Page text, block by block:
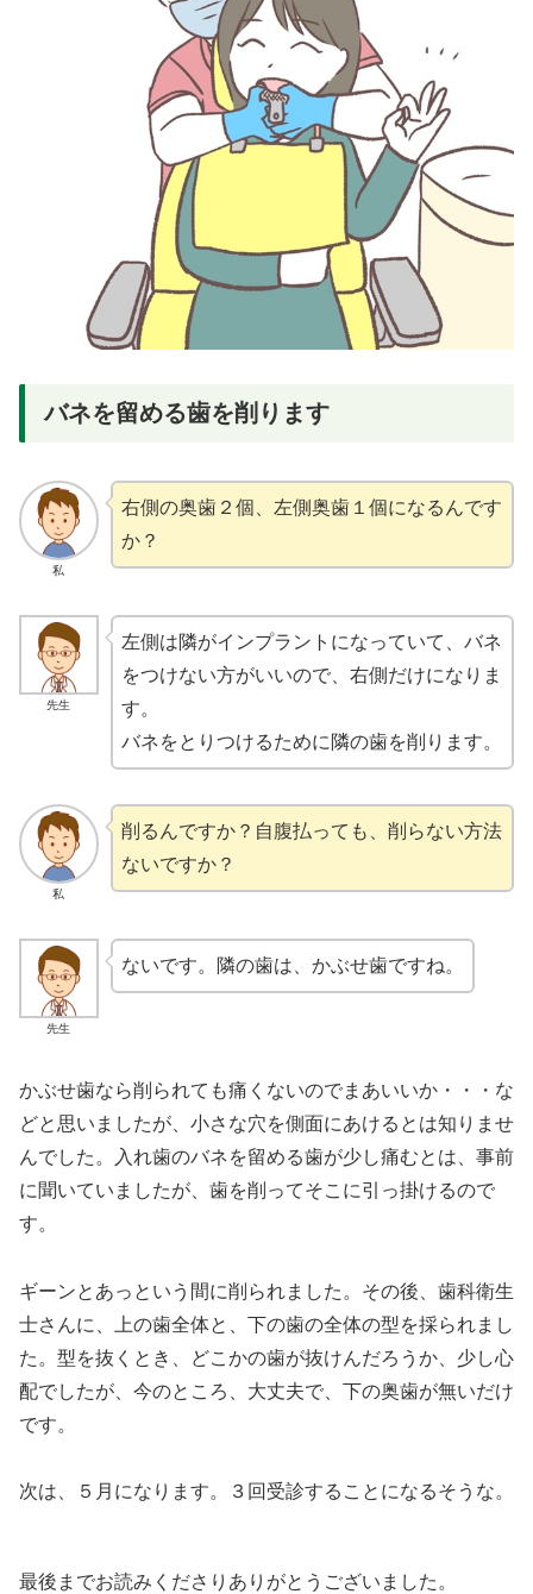
バネを留める歯を削ります
私
右側の奥歯２個、左側奥歯１個になるんです
か？
先生
左側は隣がインプラントになっていて、バネ
をつけない方がいいので、右側だけになりま
す。
バネをとりつけるために隣の歯を削ります。
私
削るんですか？自腹払っても、削らない方法
ないですか？
先生
ないです。隣の歯は、かぶせ歯ですね。
かぶせ歯なら削られても痛くないのでまあいいか・・・な
どと思いましたが、小さな穴を側面にあけるとは知りませ
んでした。入れ歯のバネを留める歯が少し痛むとは、事前
に聞いていましたが、歯を削ってそこに引っ掛けるので
す。
ギーンとあっという間に削られました。その後、歯科衛生
士さんに、上の歯全体と、下の歯の全体の型を採られまし
た。型を抜くとき、どこかの歯が抜けんだろうか、少し心
配でしたが、今のところ、大丈夫で、下の奥歯が無いだけ
です。
次は、５月になります。３回受診することになるそうな。
最後までお読みくださりありがとうございました。